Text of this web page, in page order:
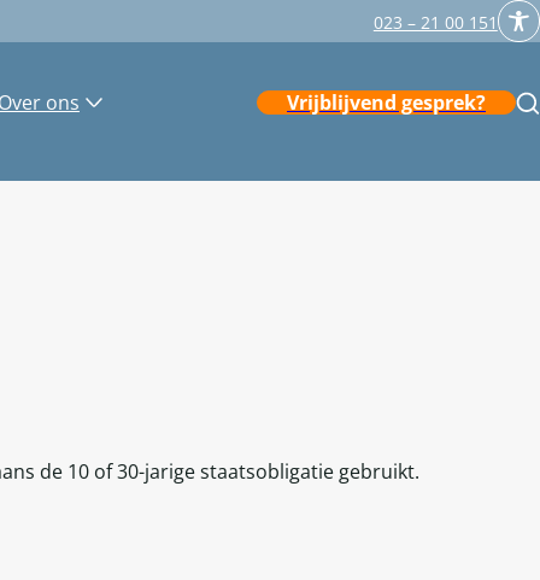
023 – 21 00 151
ons Vrijblijvend gesprek?
de 10 of 30-jarige staatsobligatie gebruikt.